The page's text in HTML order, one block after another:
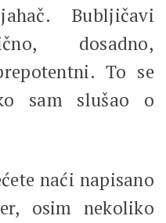
Bubljičavi
dosadno,
To se
sam slušao o
naći napisano
osim nekoliko